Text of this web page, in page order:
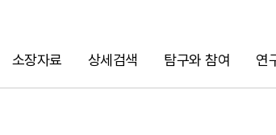
소장자료 상세검색 탐구와 참여 연
검색